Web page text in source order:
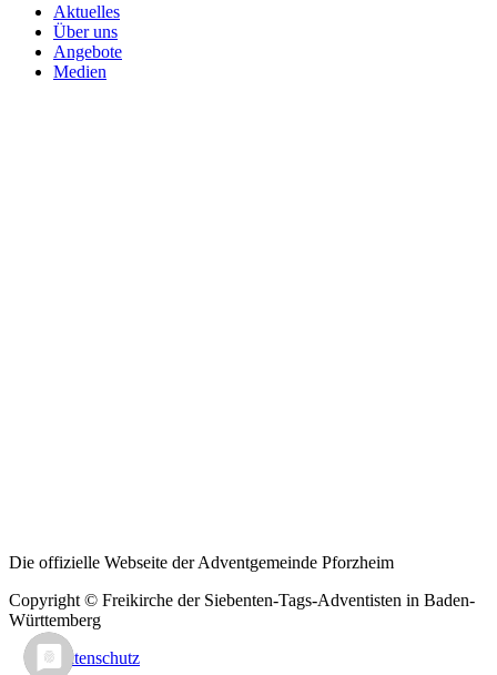
Aktuelles
Über uns
Angebote
Medien
Die offizielle Webseite der Adventgemeinde Pforzheim
Copyright © Freikirche der Siebenten-Tags-Adventisten in Baden-
Württemberg
Datenschutz